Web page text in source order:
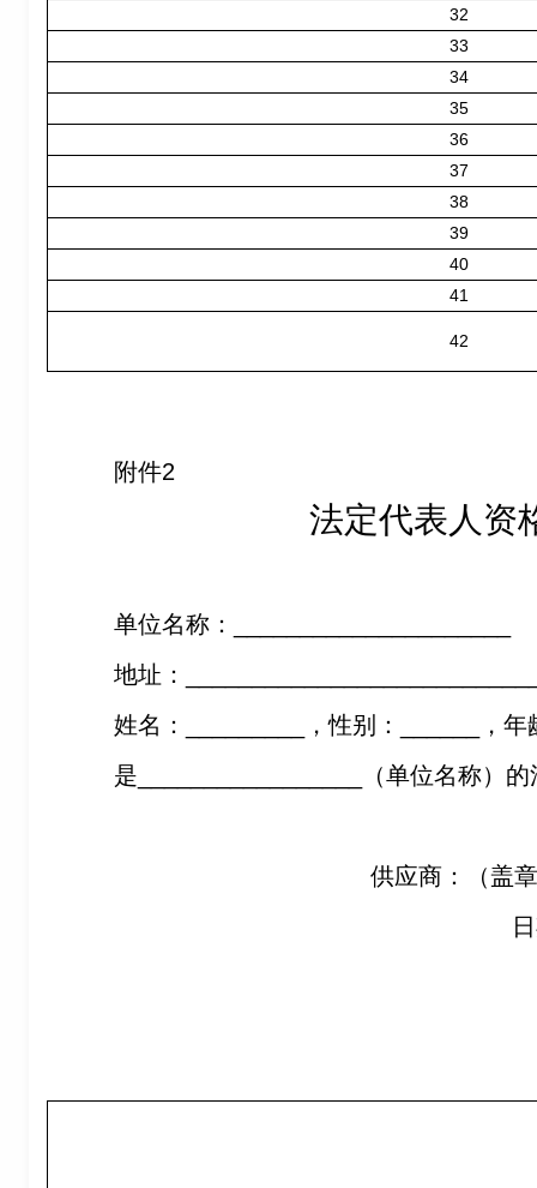
32
33
34
35
36
37
38
39
40
41
42
附件2
法定代表人资
单位名称：_____________________
地址：
姓名：_________，性别：______，
是_________________（单位名称）
供应商：（盖